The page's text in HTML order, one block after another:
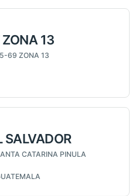
13
69 ZONA 13
SALVADOR
CATARINA PINULA